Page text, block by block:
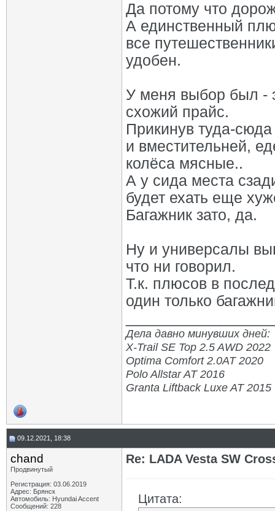
Да потому что
А единственный
все
удобен.
У меня выбор был -
схожий прайс.
Прикинув туда-
и вместительней,
колёса мясные..
А у сида места
будет ехать еще
Багажник зато, да.
Ну и универсалы
что ни говорил.
Т.к. плюсов в
один только
Дела давно минувших дней:
X-Trail SE Top 2.5 AWD 2022
Optima Comfort 2.0AT 2020
Polo Allstar AT 2016
Granta Liftback Luxe AT 2015
09.12.2021, 18:38
chand
Продвинутый
Регистрация: 03.06.2019
Адрес: Брянск
Автомобиль: Hyundai Accent
Сообщений: 228
Re: LADA Vesta SW
Цитата: